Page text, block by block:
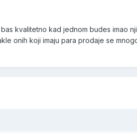
kvalitetno kad jednom budes imao
onih koji imaju para prodaje se